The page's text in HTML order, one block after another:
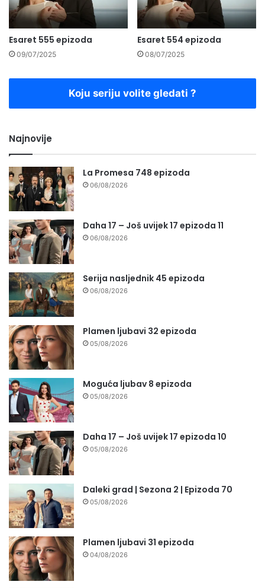
Esaret 555 epizoda
09/07/2025
Esaret 554 epizoda
08/07/2025
Koju seriju volite gledati ?
Najnovije
La Promesa 748 epizoda
06/08/2026
Daha 17 – Još uvijek 17 epizoda 11
06/08/2026
Serija nasljednik 45 epizoda
06/08/2026
Plamen ljubavi 32 epizoda
05/08/2026
Moguća ljubav 8 epizoda
05/08/2026
Daha 17 – Još uvijek 17 epizoda 10
05/08/2026
Daleki grad | Sezona 2 | Epizoda 70
05/08/2026
Plamen ljubavi 31 epizoda
04/08/2026